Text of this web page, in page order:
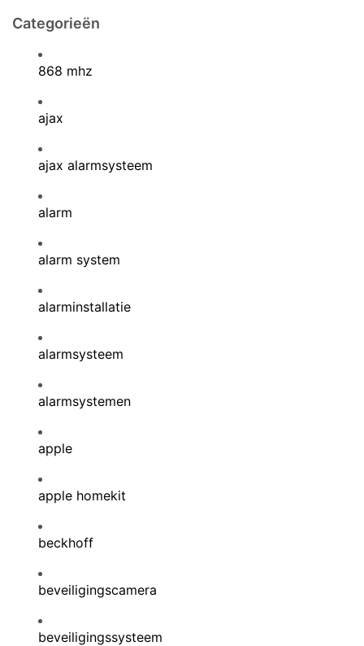
Categorieën
868 mhz
ajax
ajax alarmsysteem
alarm
alarm system
alarminstallatie
alarmsysteem
alarmsystemen
apple
apple homekit
beckhoff
beveiligingscamera
beveiligingssysteem